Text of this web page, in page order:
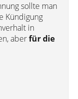
sollte man
Kündigung
in
aberfür die